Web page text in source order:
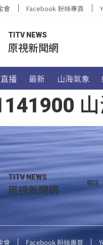
會 Facebook 粉絲專頁
TITV NEWS
原視新聞網
直播 最新 山海氣象
TITV NEWS
原視新聞網 電話
會 Facebook 粉絲專頁